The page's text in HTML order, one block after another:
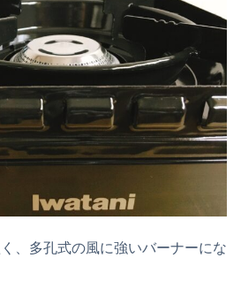
、多孔式の風に強いバーナーにな